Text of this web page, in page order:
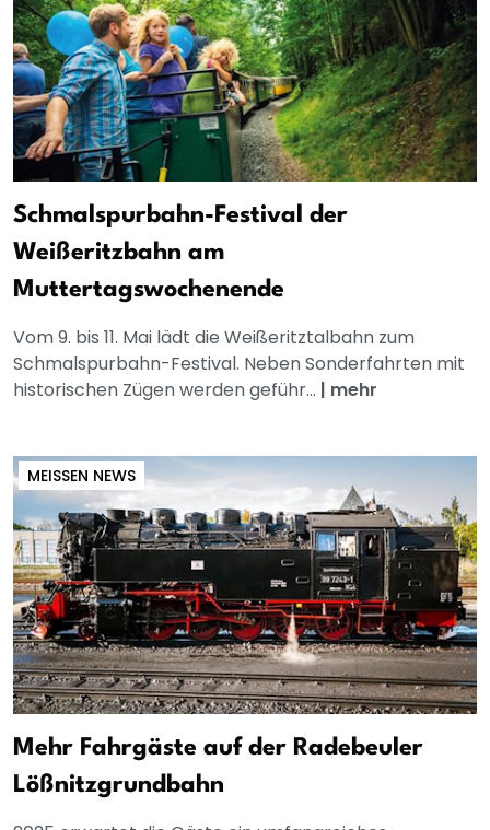
Schmalspurbahn-Festival der
Weißeritzbahn am
Muttertagswochenende
Vom 9. bis 11. Mai lädt die Weißeritztalbahn zum
Schmalspurbahn-Festival. Neben Sonderfahrten mit
historischen Zügen werden geführ... | mehr
MEISSEN NEWS
Mehr Fahrgäste auf der Radebeuler
Lößnitzgrundbahn